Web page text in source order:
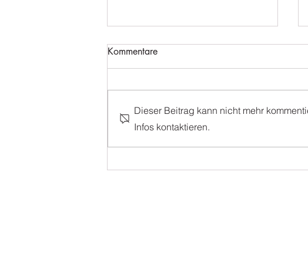
Tanzabschluss 2026
Kommentare
Dieser Beitrag kann nicht mehr
Infos kontaktieren.